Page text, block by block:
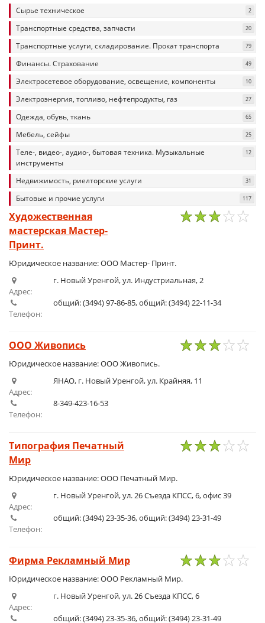
Сырье техническое 2
Транспортные средства, запчасти 20
Транспортные услуги, складирование. Прокат транспорта 79
Финансы. Страхование 49
Электросетевое оборудование, освещение, компоненты 10
Электроэнергия, топливо, нефтепродукты, газ 27
Одежда, обувь, ткань 65
Мебель, сейфы 25
Теле-, видео-, аудио-, бытовая техника. Музыкальные
инструменты
12
Недвижимость, риелторские услуги 31
Бытовые и прочие услуги 117
Художественная
мастерская Мастер-
Принт.
Юридическое название: ООО Мастер- Принт.
Адрес:
г. Новый Уренгой, ул. Индустриальная, 2
Телефон:
общий: (3494) 97-86-85, общий: (3494) 22-11-34
ООО Живопись
Юридическое название: ООО Живопись.
Адрес:
ЯНАО, г. Новый Уренгой, ул. Крайняя, 11
Телефон:
8-349-423-16-53
Типография Печатный
Мир
Юридическое название: ООО Печатный Мир.
Адрес:
г. Новый Уренгой, ул. 26 Съезда КПСС, 6, офис 39
Телефон:
общий: (3494) 23-35-36, общий: (3494) 23-31-49
Фирма Рекламный Мир
1
Юридическое название: ООО Рекламный Мир.
Адрес:
г. Новый Уренгой, ул. 26 Съезда КПСС, 6
общий: (3494) 23-35-36, общий: (3494) 23-31-49